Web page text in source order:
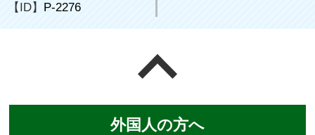
【ID】 P-2276
外国人の方へ